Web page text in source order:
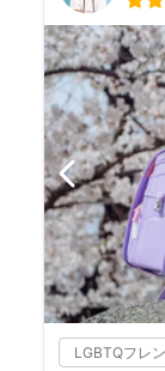
LGBTQフレ